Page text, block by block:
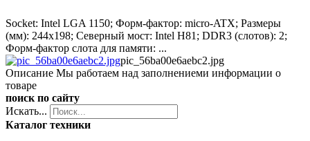
Socket: Intel LGA 1150; Форм-фактор: micro-ATX; Размеры
(мм): 244х198; Северный мост: Intel H81; DDR3 (слотов): 2;
Форм-фактор слота для памяти: ...
pic_56ba00e6aebc2.jpg
Описание Мы работаем над заполнениеми информации о
товаре
поиск по сайту
Искать...
Каталог техники